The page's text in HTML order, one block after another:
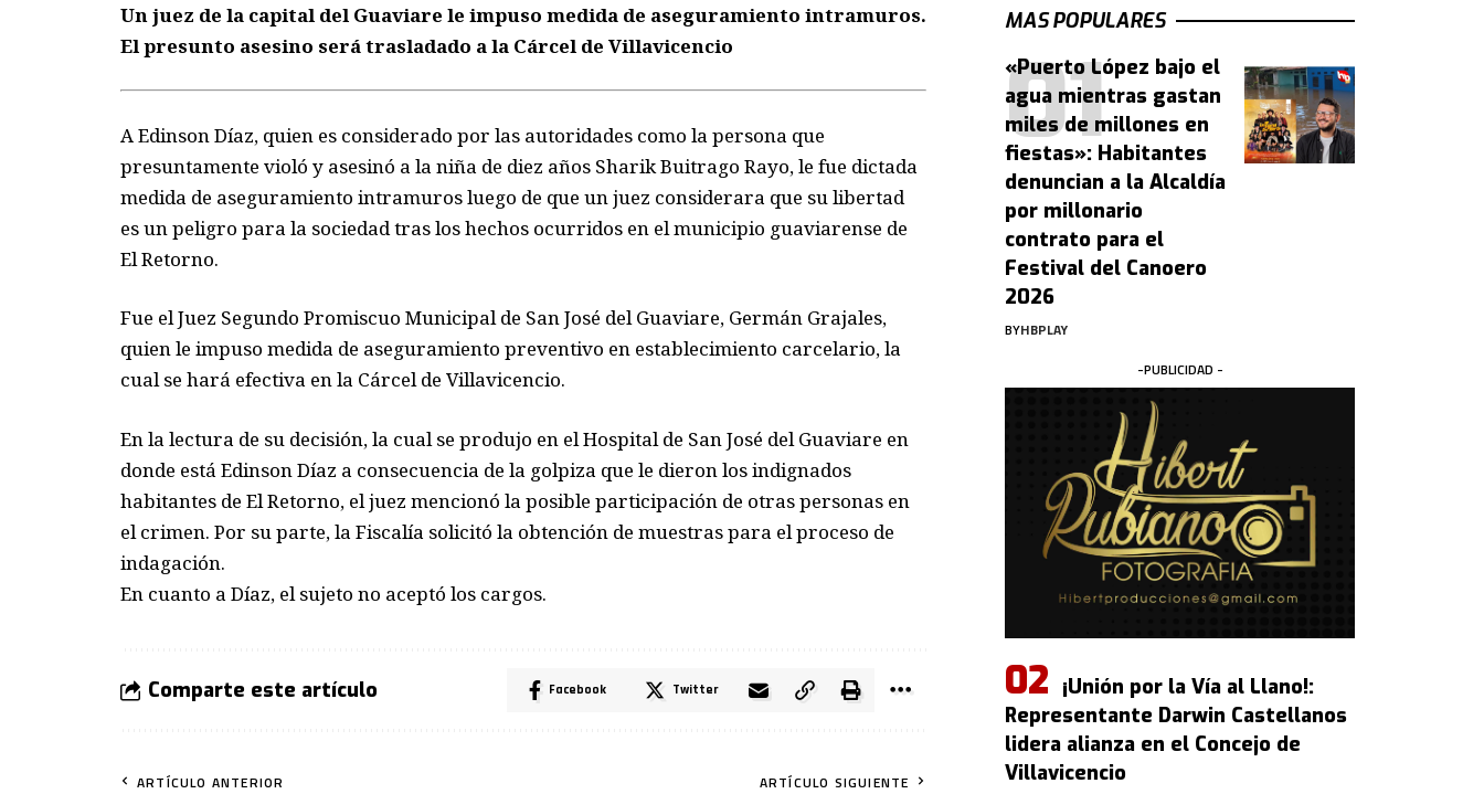
Un juez de la capital del Guaviare le impuso medida de aseguramiento intramuros.
El presunto asesino será trasladado a la Cárcel de Villavicencio
A Edinson Díaz, quien es considerado por las autoridades como la persona que
presuntamente violó y asesinó a la niña de diez años Sharik Buitrago Rayo, le fue dictada
medida de aseguramiento intramuros luego de que un juez considerara que su libertad
es un peligro para la sociedad tras los hechos ocurridos en el municipio guaviarense de
El Retorno.
Fue el Juez Segundo Promiscuo Municipal de San José del Guaviare, Germán Grajales,
quien le impuso medida de aseguramiento preventivo en establecimiento carcelario, la
cual se hará efectiva en la Cárcel de Villavicencio.
En la lectura de su decisión, la cual se produjo en el Hospital de San José del Guaviare en
donde está Edinson Díaz a consecuencia de la golpiza que le dieron los indignados
habitantes de El Retorno, el juez mencionó la posible participación de otras personas en
el crimen. Por su parte, la Fiscalía solicitó la obtención de muestras para el proceso de
indagación.
En cuanto a Díaz, el sujeto no aceptó los cargos.
Comparte este artículo Facebook Twitter
ARTÍCULO ANTERIOR ARTÍCULO SIGUIENTE
MAS POPULARES
«Puerto López bajo el
agua mientras gastan
miles de millones en
fiestas»: Habitantes
denuncian a la Alcaldía
por millonario
contrato para el
Festival del Canoero
2026
BYHBPLAY
-PUBLICIDAD -
¡Unión por la Vía al Llano!:
Representante Darwin Castellanos
lidera alianza en el Concejo de
Villavicencio